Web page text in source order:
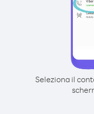
Seleziona il